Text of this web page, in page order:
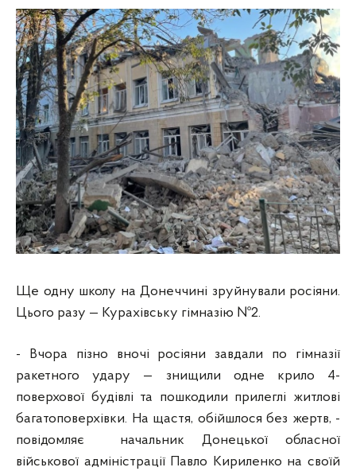
Ще одну школу на Донеччині зруйнували росіяни.
Цього разу — Курахівську гімназію №2.
- Вчора пізно вночі росіяни завдали по гімназії
ракетного удару — знищили одне крило 4-
поверхової будівлі та пошкодили прилеглі житлові
багатоповерхівки. На щастя, обійшлося без жертв, -
повідомляє начальник Донецької обласної
військової адміністрації Павло Кириленко на своїй